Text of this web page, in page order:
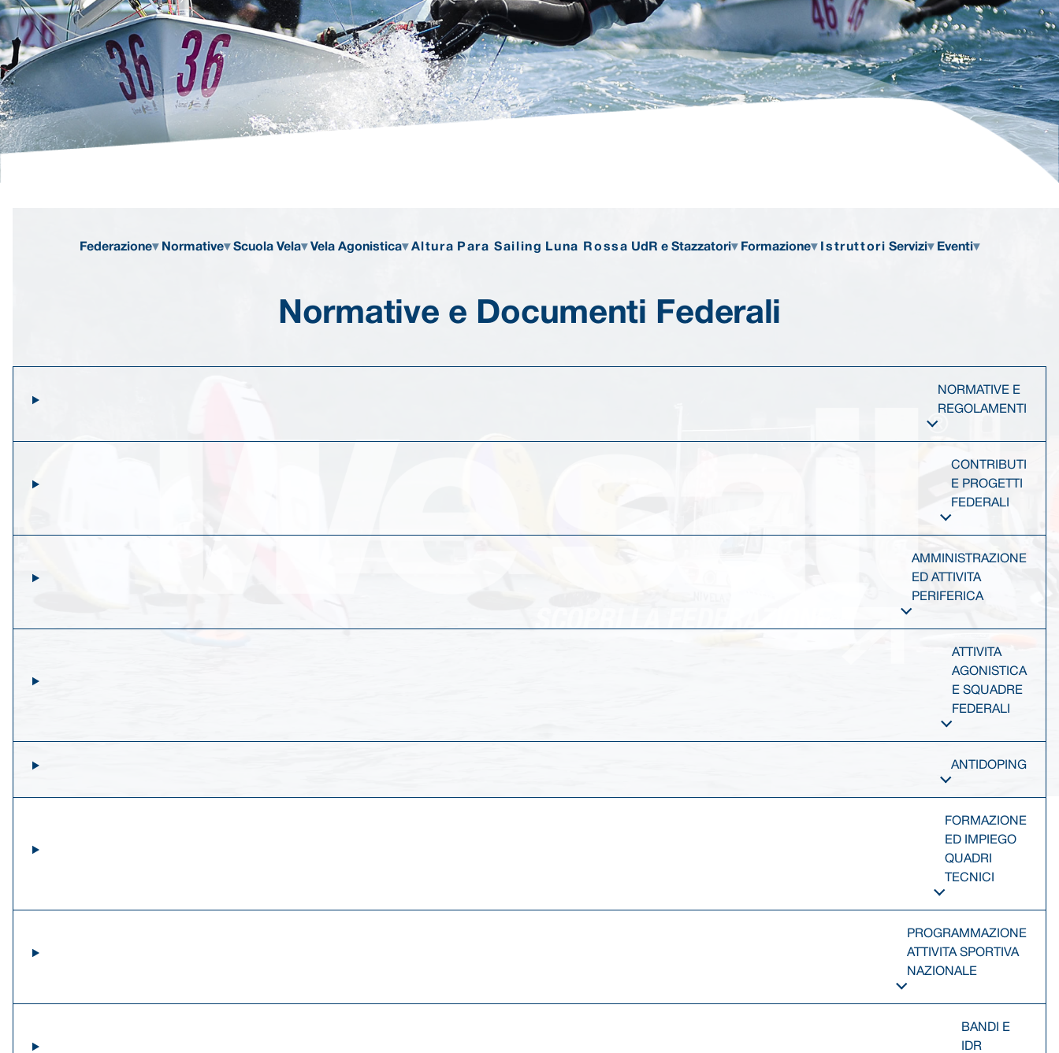
Federazione Normative Scuola Vela Vela Agonistica Altura Para Sailing Luna Rossa UdR e Stazzatori Formazione Istruttori Servizi Eventi
Normative e Documenti Federali
NORMATIVE E
REGOLAMENTI
CONTRIBUTI
E PROGETTI
FEDERALI
AMMINISTRAZIONE
ED ATTIVITA
PERIFERICA
ATTIVITA
AGONISTICA
E SQUADRE
FEDERALI
ANTIDOPING
FORMAZIONE
ED IMPIEGO
QUADRI
TECNICI
PROGRAMMAZIONE
ATTIVITA SPORTIVA
NAZIONALE
BANDI E
IDR